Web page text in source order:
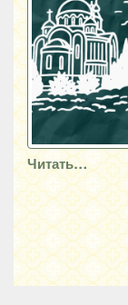
Читать…